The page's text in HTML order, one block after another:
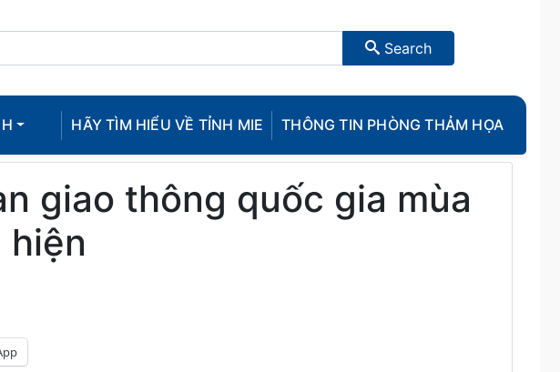
Search
HÃY TÌM HIỂU VỀ TỈNH MIE THÔNG TIN PHÒNG THẢM HỌA
giao thông quốc gia mùa